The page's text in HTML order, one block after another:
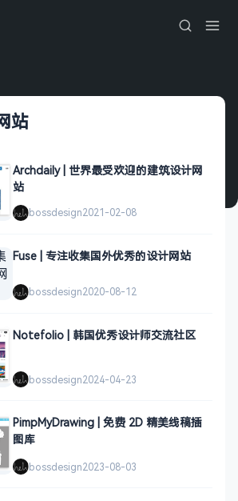
站
Archdaily | 世界最受欢迎的建筑设计网
站
bossdesign2021-02-08
Fuse | 专注收集国外优秀的设计网站
bossdesign2020-08-12
Notefolio | 韩国优秀设计师交流社区
bossdesign2024-04-23
PimpMyDrawing | 免费 2D 精美线稿插
图库
bossdesign2023-08-03